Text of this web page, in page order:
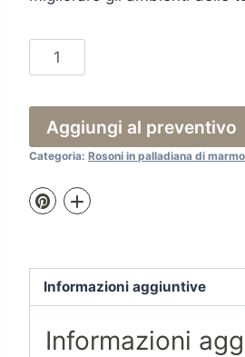
66.A12
quantità
Aggiungi al preventivo
Categoria: Rosoni in palladiana di marmo
Informazioni aggiuntive
Informazioni